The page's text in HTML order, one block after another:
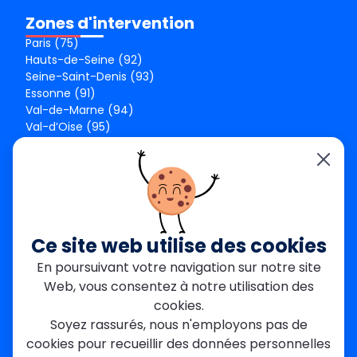
Zones d'intervention
Paris (75)
Hauts-de-Seine (92)
Seine-Saint-Denis (93)
Essonne (91)
Val-de-Marne (94)
Val-d’Oise (95)
Seine-Saint-Denis
Garges-lès-Gonesse
Val-de-Marne
Dourdan
Mantes-la-Jolie
Créteil
Ce site web utilise des cookies
En poursuivant votre navigation sur notre site
Web, vous consentez à notre utilisation des
cookies.
Soyez rassurés, nous n'employons pas de
cookies pour recueillir des données personnelles